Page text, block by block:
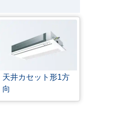
天井カセット形1方
向